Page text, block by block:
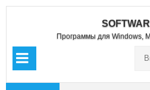
Программы для Windows,